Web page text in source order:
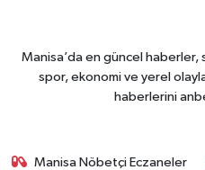
Manisa’da en güncel
spor, ekonomi ve yerel
haberlerini
Manisa Nöbetçi Eczaneler